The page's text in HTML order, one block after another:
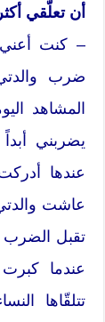
أن تعلّقي
– كنت أعني
ضرب
المشاهد
يضربني
عندها
عاشت
تقبل
عندما
تتلقّاها